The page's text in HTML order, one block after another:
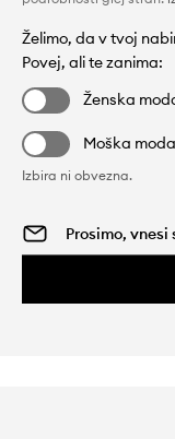
Želimo, da v tvoj
Povej, ali te zanima:
Ženska
Moška moda
Izbira ni obvezna.